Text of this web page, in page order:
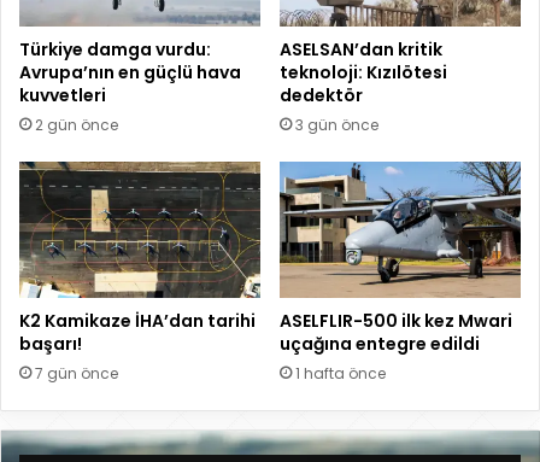
Türkiye damga vurdu:
Avrupa’nın en güçlü hava
kuvvetleri
2 gün önce
ASELSAN’dan kritik
teknoloji: Kızılötesi
dedektör
3 gün önce
K2 Kamikaze İHA’dan tarihi
başarı!
7 gün önce
ASELFLIR-500 ilk kez Mwari
uçağına entegre edildi
1 hafta önce